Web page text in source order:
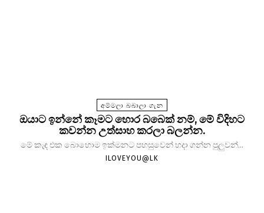
අම්මලා බබාලා ගැන
ඔයාට ඉන්නේ කෑමට හොර බබෙක් නම්, මේ විදිහට
කවන්න උත්සාහ කරලා බලන්න.
මේ කැඳ එක බොහොම ඉක්මනට පහසුවෙන් හදා ගන්න පුලුවන්...
ILOVEYOU@LK